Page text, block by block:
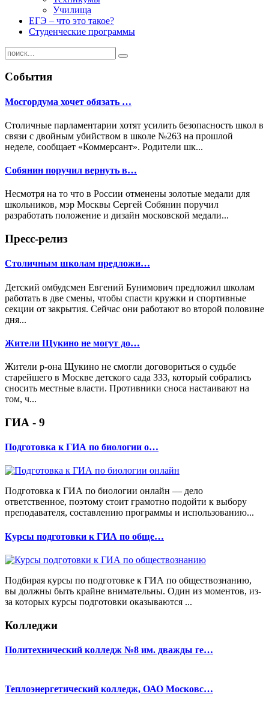
Училища
ЕГЭ – что это такое?
Студенческие программы
События
Мосгордума хочет обязать …
Столичные парламентарии хотят усилить безопасность школ в
связи с двойным убийством в школе №263 на прошлой
неделе, сообщает «Коммерсант». Родители шк...
Собянин поручил вернуть в…
Несмотря на то что в России отменены золотые медали для
школьников, мэр Москвы Сергей Собянин поручил
разработать положение и дизайн московской медали...
Пресс-релиз
Столичным школам предложи…
Детский омбудсмен Евгений Бунимович предложил школам
работать в две смены, чтобы спасти кружки и спортивные
секции от закрытия. Сейчас они работают во второй половине
дня...
Жители Щукино не могут до…
Жители р-она Щукино не смогли договориться о судьбе
старейшего в Москве детского сада 333, который собрались
сносить местные власти. Противники сноса настаивают на
том, ч...
ГИА - 9
Подготовка к ГИА по биологии о…
Подготовка к ГИА по биологии онлайн — дело
ответственное, поэтому стоит грамотно подойти к выбору
преподавателя, составлению программы и использованию...
Курсы подготовки к ГИА по обще…
Подбирая курсы по подготовке к ГИА по обществознанию,
вы должны быть крайне внимательны. Один из моментов, из-
за которых курсы подготовки оказываются ...
Колледжи
Политехнический колледж №8 им. дважды ге…
Теплоэнергетический колледж, ОАО Московс…